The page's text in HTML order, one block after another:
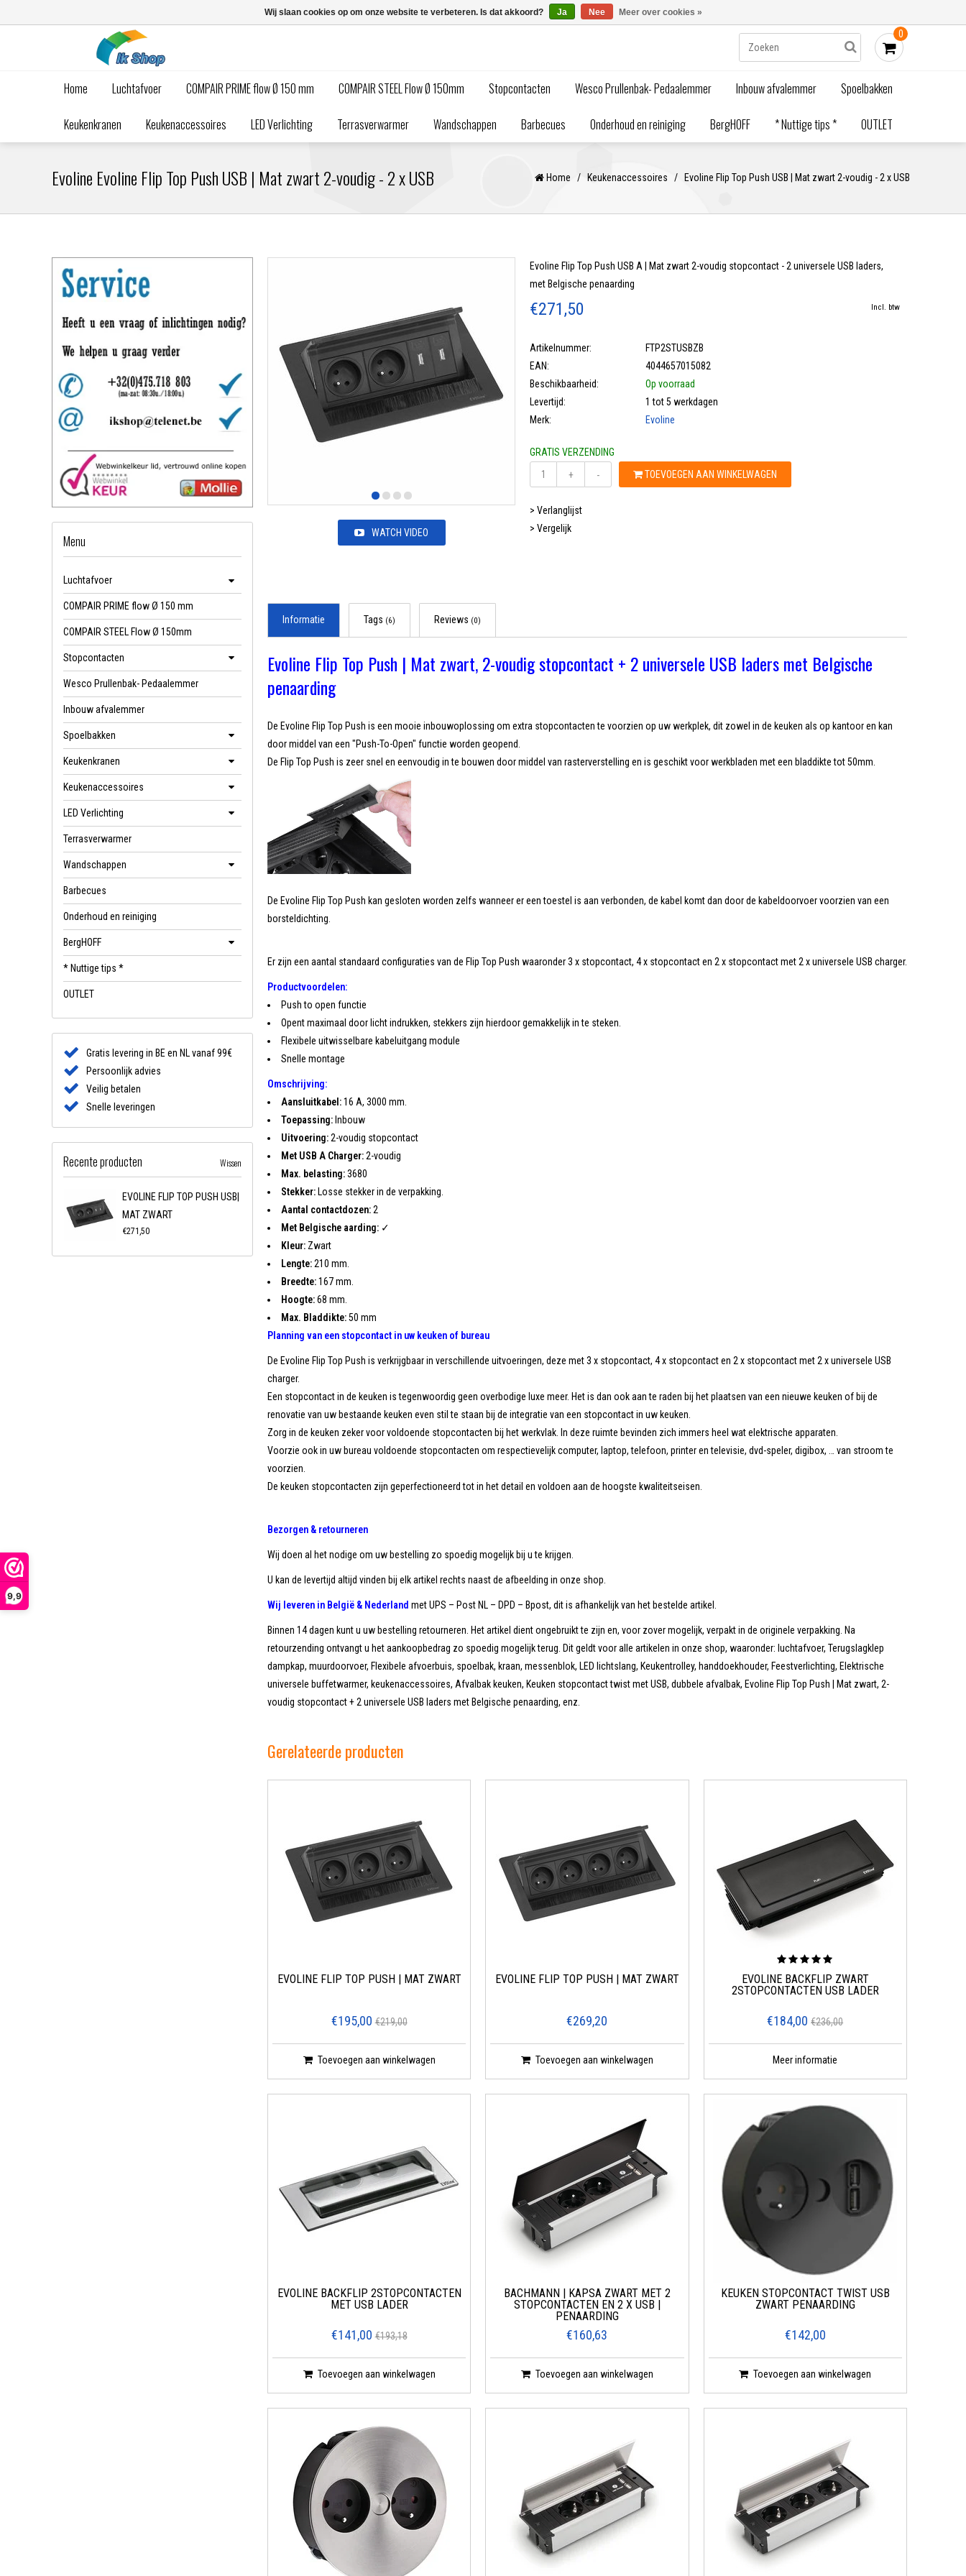
9,9
0
Home Luchtafvoer COMPAIR PRIME flow Ø 150 mm COMPAIR STEEL Flow Ø 150mm Stopcontacten Wesco Prullenbak- Pedaalemmer Inbouw afvalemmer Spoelbakken
Keukenkranen Keukenaccessoires LED Verlichting Terrasverwarmer Wandschappen Barbecues Onderhoud en reiniging BergHOFF * Nuttige tips * OUTLET
Evoline Evoline Flip Top Push USB | Mat zwart 2-voudig - 2 x USB Home / Keukenaccessoires / Evoline Flip Top Push USB | Mat zwart 2-voudig - 2 x USB
WATCH VIDEO
Evoline Flip Top Push USB A | Mat zwart 2-voudig stopcontact - 2 universele USB laders,
met Belgische penaarding
€271,50 Incl. btw
Artikelnummer:
FTP2STUSBZB
EAN:
4044657015082
Beschikbaarheid:
Op voorraad
Levertijd:
1 tot 5 werkdagen
Merk:
Evoline
GRATIS VERZENDING
+
- TOEVOEGEN AAN WINKELWAGEN
> Verlanglijst
> Vergelijk
Informatie Tags (6) Reviews (0)
Evoline Flip Top Push | Mat zwart, 2-voudig stopcontact + 2 universele USB laders met Belgische
penaarding
De Evoline Flip Top Push is een mooie inbouwoplossing om extra stopcontacten te voorzien op uw werkplek, dit zowel in de keuken als op kantoor en kan
door middel van een "Push-To-Open" functie worden geopend.
De Flip Top Push is zeer snel en eenvoudig in te bouwen door middel van rasterverstelling en is geschikt voor werkbladen met een bladdikte tot 50mm.
De Evoline Flip Top Push kan gesloten worden zelfs wanneer er een toestel is aan verbonden, de kabel komt dan door de kabeldoorvoer voorzien van een
borsteldichting.
Er zijn een aantal standaard configuraties van de Flip Top Push waaronder 3 x stopcontact, 4 x stopcontact en 2 x stopcontact met 2 x universele USB charger.
Productvoordelen:
Push to open functie
Opent maximaal door licht indrukken, stekkers zijn hierdoor gemakkelijk in te steken.
Flexibele uitwisselbare kabeluitgang module
Snelle montage
Omschrijving:
Aansluitkabel:16 A, 3000 mm.
Toepassing: Inbouw
Uitvoering:2-voudig stopcontact
Met USB A Charger:2-voudig
Max. belasting:3680
Stekker: Losse stekker in de verpakking.
Aantal contactdozen:2
Met Belgische aarding: ✓
Kleur: Zwart
Lengte:210 mm.
Breedte:167 mm.
Hoogte:68 mm.
Max. Bladdikte:50 mm
Planning van een stopcontact in uw keuken of bureau
De Evoline Flip Top Push is verkrijgbaar in verschillende uitvoeringen, deze met 3 x stopcontact, 4 x stopcontact en 2 x stopcontact met 2 x universele USB
charger.
Een stopcontact in de keuken is tegenwoordig geen overbodige luxe meer. Het is dan ook aan te raden bij het plaatsen van een nieuwe keuken of bij de
renovatie van uw bestaande keuken even stil te staan bij de integratie van een stopcontact in uw keuken.
Zorg in de keuken zeker voor voldoende stopcontacten bij het werkvlak. In deze ruimte bevinden zich immers heel wat elektrische apparaten.
Voorzie ook in uw bureau voldoende stopcontacten om respectievelijk computer, laptop, telefoon, printer en televisie, dvd-speler, digibox, … van stroom te
voorzien.
De keuken stopcontacten zijn geperfectioneerd tot in het detail en voldoen aan de hoogste kwaliteitseisen.
Bezorgen & retourneren
Wij doen al het nodige om uw bestelling zo spoedig mogelijk bij u te krijgen.
U kan de levertijd altijd vinden bij elk artikel rechts naast de afbeelding in onze shop.
Wij leveren in België & Nederland met UPS – Post NL – DPD – Bpost, dit is afhankelijk van het bestelde artikel.
Binnen 14 dagen kunt u uw bestelling retourneren. Het artikel dient ongebruikt te zijn en, voor zover mogelijk, verpakt in de originele verpakking. Na
retourzending ontvangt u het aankoopbedrag zo spoedig mogelijk terug. Dit geldt voor alle artikelen in onze shop, waaronder: luchtafvoer, Terugslagklep
dampkap, muurdoorvoer, Flexibele afvoerbuis, spoelbak, kraan, messenblok, LED lichtslang, Keukentrolley, handdoekhouder, Feestverlichting, Elektrische
universele buffetwarmer, keukenaccessoires, Afvalbak keuken, Keuken stopcontact twist met USB, dubbele afvalbak, Evoline Flip Top Push | Mat zwart, 2-
voudig stopcontact + 2 universele USB laders met Belgische penaarding, enz.
Gerelateerde producten
EVOLINE FLIP TOP PUSH | MAT ZWART
€195,00 €219,00
Toevoegen aan winkelwagen
EVOLINE FLIP TOP PUSH | MAT ZWART
€269,20
Toevoegen aan winkelwagen
EVOLINE BACKFLIP ZWART
2STOPCONTACTEN USB LADER
€184,00 €236,00
Meer informatie
EVOLINE BACKFLIP 2STOPCONTACTEN
MET USB LADER
€141,00 €193,18
Toevoegen aan winkelwagen
BACHMANN | KAPSA ZWART MET 2
STOPCONTACTEN EN 2 X USB |
PENAARDING
€160,63
Toevoegen aan winkelwagen
KEUKEN STOPCONTACT TWIST USB
ZWART PENAARDING
€142,00
Toevoegen aan winkelwagen
Menu
Luchtafvoer
COMPAIR PRIME flow Ø 150 mm
COMPAIR STEEL Flow Ø 150mm
Stopcontacten
Wesco Prullenbak- Pedaalemmer
Inbouw afvalemmer
Spoelbakken
Keukenkranen
Keukenaccessoires
LED Verlichting
Terrasverwarmer
Wandschappen
Barbecues
Onderhoud en reiniging
BergHOFF
* Nuttige tips *
OUTLET
Gratis levering in BE en NL vanaf 99€
Persoonlijk advies
Veilig betalen
Snelle leveringen
Recente producten Wissen
EVOLINE FLIP TOP PUSH USB|
MAT ZWART
€271,50
Wij slaan cookies op om onze website te verbeteren. Is dat akkoord? Ja Nee Meer over cookies »